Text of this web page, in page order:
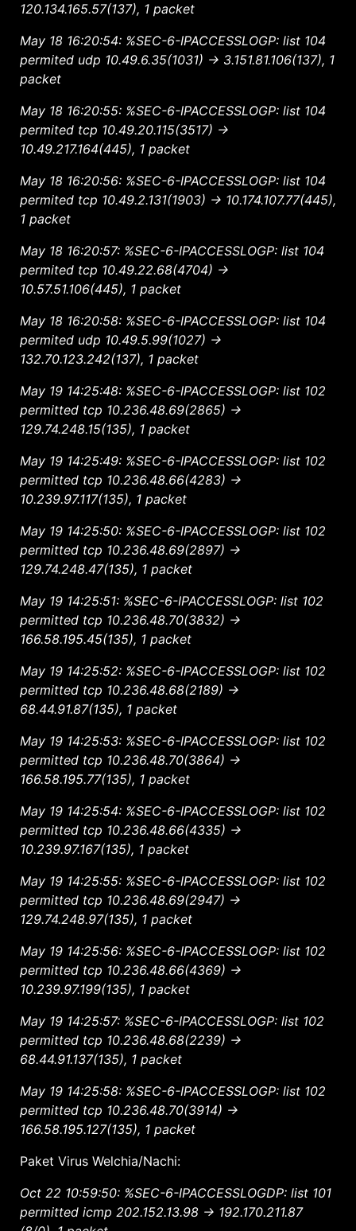
120.134.165.57(137), 1 packet
May 18 16:20:54: %SEC-6-IPACCESSLOGP: list 104
permited udp 10.49.6.35(1031) -> 3.151.81.106(137), 1
packet
May 18 16:20:55: %SEC-6-IPACCESSLOGP: list 104
permited tcp 10.49.20.115(3517) ->
10.49.217.164(445), 1 packet
May 18 16:20:56: %SEC-6-IPACCESSLOGP: list 104
permited tcp 10.49.2.131(1903) -> 10.174.107.77(445),
1 packet
May 18 16:20:57: %SEC-6-IPACCESSLOGP: list 104
permited tcp 10.49.22.68(4704) ->
10.57.51.106(445), 1 packet
May 18 16:20:58: %SEC-6-IPACCESSLOGP: list 104
permited udp 10.49.5.99(1027) ->
132.70.123.242(137), 1 packet
May 19 14:25:48: %SEC-6-IPACCESSLOGP: list 102
permitted tcp 10.236.48.69(2865) ->
129.74.248.15(135), 1 packet
May 19 14:25:49: %SEC-6-IPACCESSLOGP: list 102
permitted tcp 10.236.48.66(4283) ->
10.239.97.117(135), 1 packet
May 19 14:25:50: %SEC-6-IPACCESSLOGP: list 102
permitted tcp 10.236.48.69(2897) ->
129.74.248.47(135), 1 packet
May 19 14:25:51: %SEC-6-IPACCESSLOGP: list 102
permitted tcp 10.236.48.70(3832) ->
166.58.195.45(135), 1 packet
May 19 14:25:52: %SEC-6-IPACCESSLOGP: list 102
permitted tcp 10.236.48.68(2189) ->
68.44.91.87(135), 1 packet
May 19 14:25:53: %SEC-6-IPACCESSLOGP: list 102
permitted tcp 10.236.48.70(3864) ->
166.58.195.77(135), 1 packet
May 19 14:25:54: %SEC-6-IPACCESSLOGP: list 102
permitted tcp 10.236.48.66(4335) ->
10.239.97.167(135), 1 packet
May 19 14:25:55: %SEC-6-IPACCESSLOGP: list 102
permitted tcp 10.236.48.69(2947) ->
129.74.248.97(135), 1 packet
May 19 14:25:56: %SEC-6-IPACCESSLOGP: list 102
permitted tcp 10.236.48.66(4369) ->
10.239.97.199(135), 1 packet
May 19 14:25:57: %SEC-6-IPACCESSLOGP: list 102
permitted tcp 10.236.48.68(2239) ->
68.44.91.137(135), 1 packet
May 19 14:25:58: %SEC-6-IPACCESSLOGP: list 102
permitted tcp 10.236.48.70(3914) ->
166.58.195.127(135), 1 packet
Paket Virus Welchia/Nachi:
Oct 22 10:59:50: %SEC-6-IPACCESSLOGDP: list 101
permitted icmp 202.152.13.98 -> 192.170.211.87